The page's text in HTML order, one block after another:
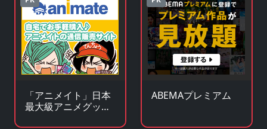
「アニメイト」日本
最大級アニメグッズ
ABEMAプレミアム